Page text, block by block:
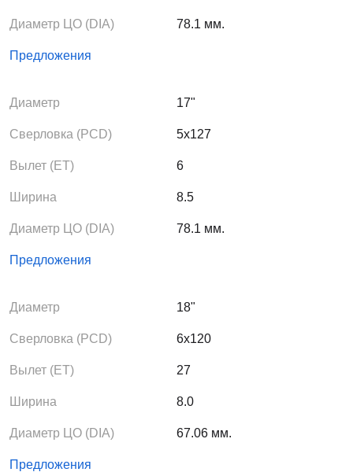
Диаметр ЦО (DIA) 78.1 мм.
Предложения
Диаметр 17"
Сверловка (PCD) 5x127
Вылет (ЕТ) 6
Ширина 8.5
Диаметр ЦО (DIA) 78.1 мм.
Предложения
Диаметр 18"
Сверловка (PCD) 6x120
Вылет (ЕТ) 27
Ширина 8.0
Диаметр ЦО (DIA) 67.06 мм.
Предложения